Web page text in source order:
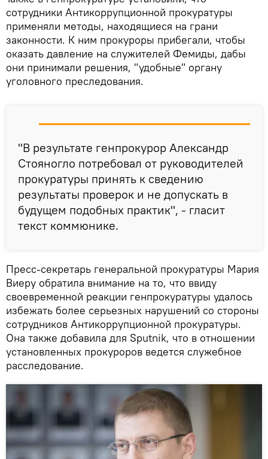
сотрудники Антикоррупционной прокуратуры
применяли методы, находящиеся на грани
законности. К ним прокуроры прибегали, чтобы
оказать давление на служителей Фемиды, дабы
они принимали решения, "удобные" органу
уголовного преследования.
"В результате генпрокурор Александр
Стояногло потребовал от руководителей
прокуратуры принять к сведению
результаты проверок и не допускать в
будущем подобных практик", - гласит
текст коммюнике.
Пресс-секретарь генеральной прокуратуры Мария
Виеру обратила внимание на то, что ввиду
своевременной реакции генпрокуратуры удалось
избежать более серьезных нарушений со стороны
сотрудников Антикоррупционной прокуратуры.
Она также добавила для Sputnik, что в отношении
установленных прокуроров ведется служебное
расследование.